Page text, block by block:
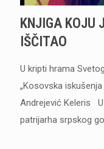
KNJIGA KOJU
IŠČITAO
U kripti hrama
„Kosovska
Andrejević Keleris
patrijarha srpskog